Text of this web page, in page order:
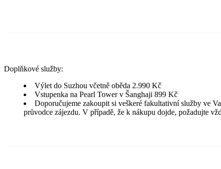
Doplňkové služby:
Výlet do Suzhou včetně oběda 2.990 Kč
Vstupenka na Pearl Tower v Šanghaji 899 Kč
Doporučujeme zakoupit si veškeré fakultativní služby ve
průvodce zájezdu. V případě, že k nákupu dojde, požadujte